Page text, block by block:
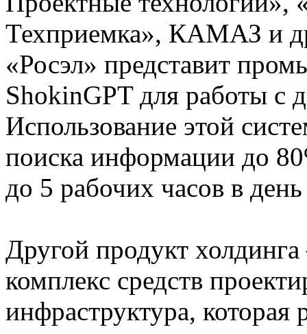
Техприемка», КАМАЗ и
«Росэл» представит
ShokinGPT для работы с
Использование этой
поиска информации до
до 5 рабочих часов в
Другой продукт
комплекс средств
инфраструктура, которая